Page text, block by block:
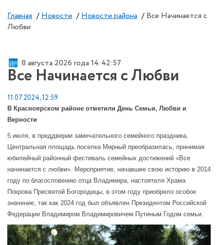
Главная / Новости / Новости района / Все Начинается с
Любви
8 августа 2026 года 14:42:57
Все Начинается с Любви
11.07.2024, 12:59
В Красноярском районе отметили День Семьи, Любви и
Верности
5 июля, в преддверии замечательного семейного праздника,
Центральная площадь поселка Мирный преобразилась, принимая
юбилейный районный фестиваль семейных достижений «Все
начинается с любви». Мероприятие, начавшее свою историю в 2014
году по благословению отца Владимира, настоятеля Храма
Покрова Пресвятой Богородицы, в этом году приобрело особое
значение, так как 2024 год был объявлен Президентом Российской
Федерации Владимиром Владимировичем Путиным Годом семьи.